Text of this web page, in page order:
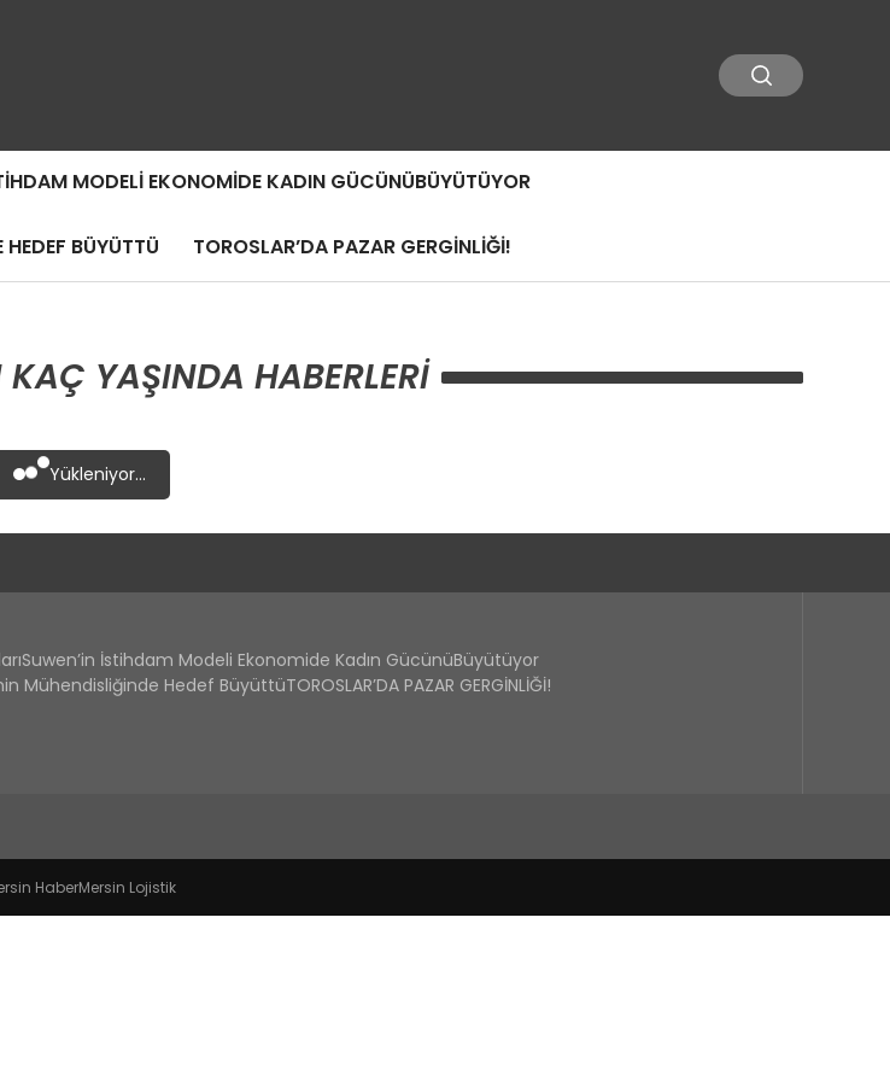
MODELI EKONOMIDE KADIN GÜCÜNÜBÜYÜTÜYOR
BÜYÜTTÜ TOROSLAR’DA PAZAR GERGİNLİĞİ!
YAŞINDA HABERLERI
Yükleniyor...
Suwen’in İstihdam Modeli Ekonomide Kadın GücünüBüyütüyor
Mühendisliğinde Hedef BüyüttüTOROSLAR’DA PAZAR GERGİNLİĞİ!
HaberMersin Lojistik